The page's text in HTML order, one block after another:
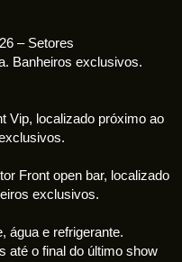
– Setores
Banheiros exclusivos.
Vip, localizado próximo ao
Front open bar, localizado
exclusivos.
água e refrigerante.
até o final do último show